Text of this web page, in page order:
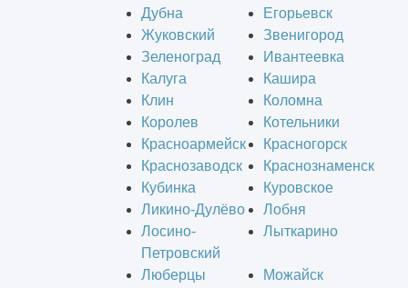
Дубна
Егорьевск
Жуковский
Звенигород
Зеленоград
Ивантеевка
Калуга
Кашира
Клин
Коломна
Королев
Котельники
Красноармейск
Красногорск
Краснозаводск
Краснознаменск
Кубинка
Куровское
Ликино-Дулёво
Лобня
Лосино-
Петровский
Лыткарино
Люберцы
Можайск